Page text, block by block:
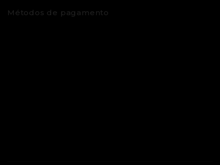
Métodos de pagamento